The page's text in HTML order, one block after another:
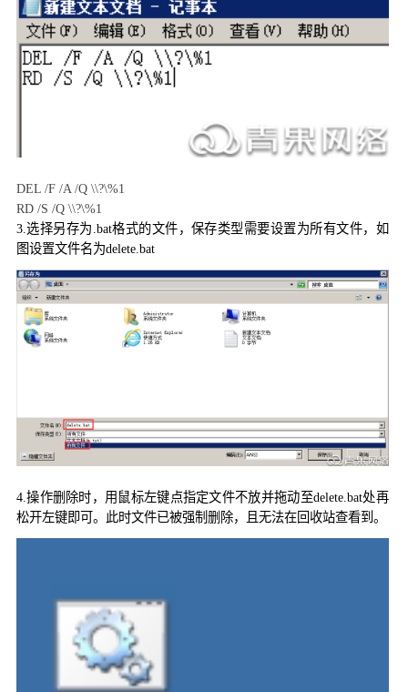
DEL /F /A /Q \\?\%1
RD /S /Q \\?\%1
3.选择另存为.bat格式的文件，保存类型需要设置为所有文件，如
图设置文件名为delete.bat
4.操作删除时，用鼠标左键点指定文件不放并拖动至delete.bat处再
松开左键即可。此时文件已被强制删除，且无法在回收站查看到。